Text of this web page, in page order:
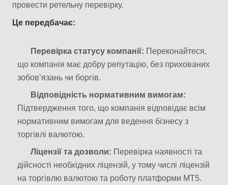
провести ретельну перевірку.
Це передбачає:
Перевірка статусу компанії: Переконайтеся,
що компанія має добру репутацію, без прихованих
зобов’язань чи боргів.
Відповідність нормативним вимогам:
Підтвердження того, що компанія відповідає всім
нормативним вимогам для ведення бізнесу з
торгівлі валютою.
Ліцензії та дозволи: Перевірка наявності та
дійсності необхідних ліцензій, у тому числі ліцензій
на торгівлю валютою та роботу платформи MT5.